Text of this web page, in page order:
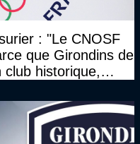
: "Le CNOSF
que Girondins de
historique,